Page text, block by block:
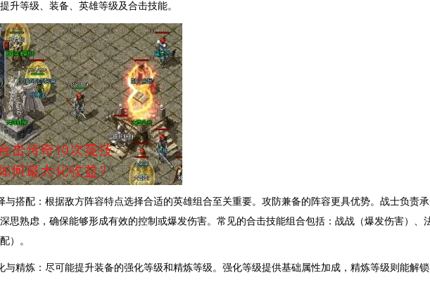
升等级、装备、英雄等级及合击技能。
与搭配：根据敌方阵容特点选择合适的英雄组合至关重要。攻防兼备的阵容更具优势。战士负责
思熟虑，确保能够形成有效的控制或爆发伤害。常见的合击技能组合包括：战战（爆发伤害）
）。
与精炼：尽可能提升装备的强化等级和精炼等级。强化等级提供基础属性加成，精炼等级则能解